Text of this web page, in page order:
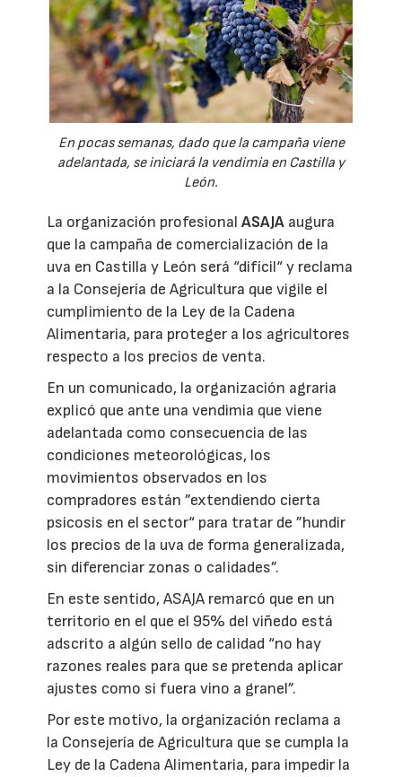
En pocas semanas, dado que la campaña viene
adelantada, se iniciará la vendimia en Castilla y
León.
La organización profesionalASAJA augura
que la campaña de comercialización de la
uva en Castilla y León será “difícil“ y reclama
a la Consejería de Agricultura que vigile el
cumplimiento de la Ley de la Cadena
Alimentaria, para proteger a los agricultores
respecto a los precios de venta.
En un comunicado, la organización agraria
explicó que ante una vendimia que viene
adelantada como consecuencia de las
condiciones meteorológicas, los
movimientos observados en los
compradores están ”extendiendo cierta
psicosis en el sector“ para tratar de ”hundir
los precios de la uva de forma generalizada,
sin diferenciar zonas o calidades”.
En este sentido, ASAJA remarcó que en un
territorio en el que el 95% del viñedo está
adscrito a algún sello de calidad “no hay
razones reales para que se pretenda aplicar
ajustes como si fuera vino a granel”.
Por este motivo, la organización reclama a
la Consejería de Agricultura que se cumpla la
Ley de la Cadena Alimentaria, para impedir la